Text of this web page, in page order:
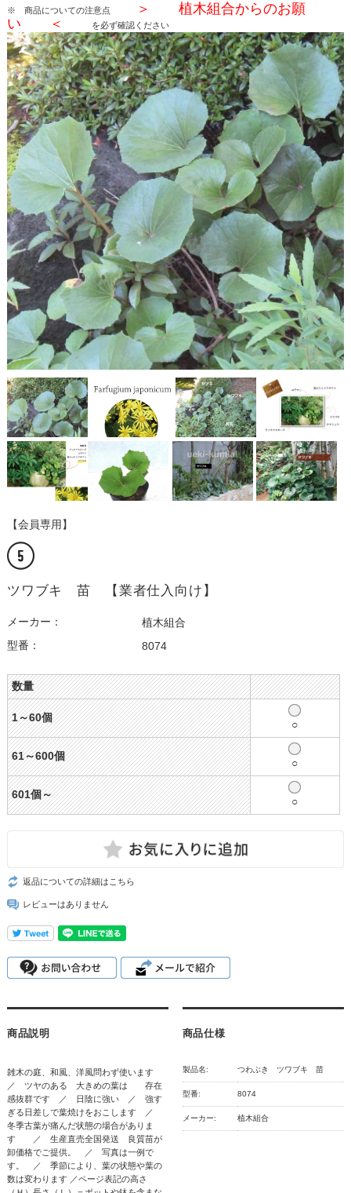
※ 商品についての注意点
＞ 植木組合からのお願
い ＜
を必ず確認ください
【会員専用】
ツワブキ 苗 【業者仕入向け】
メーカー：
植木組合
型番：
8074
数量
1～60個
○
61～600個
○
601個～
○
返品についての詳細はこちら
レビューはありません
商品説明
雑木の庭、和風、洋風問わず使います
／ ツヤのある 大きめの葉は 存在
感抜群です ／ 日陰に強い ／ 強す
ぎる日差しで葉焼けをおこします ／
冬季古葉が痛んだ状態の場合がありま
す ／ 生産直売全国発送 良質苗が
卸価格でご提供。 ／ 写真は一例で
す。 ／ 季節により、葉の状態や葉の
数は変わります ／ページ表記の高さ
商品仕様
製品名: つわぶき ツワブキ 苗
型番: 8074
メーカー: 植木組合